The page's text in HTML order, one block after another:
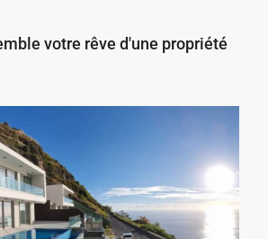
votre rêve d'une propriété